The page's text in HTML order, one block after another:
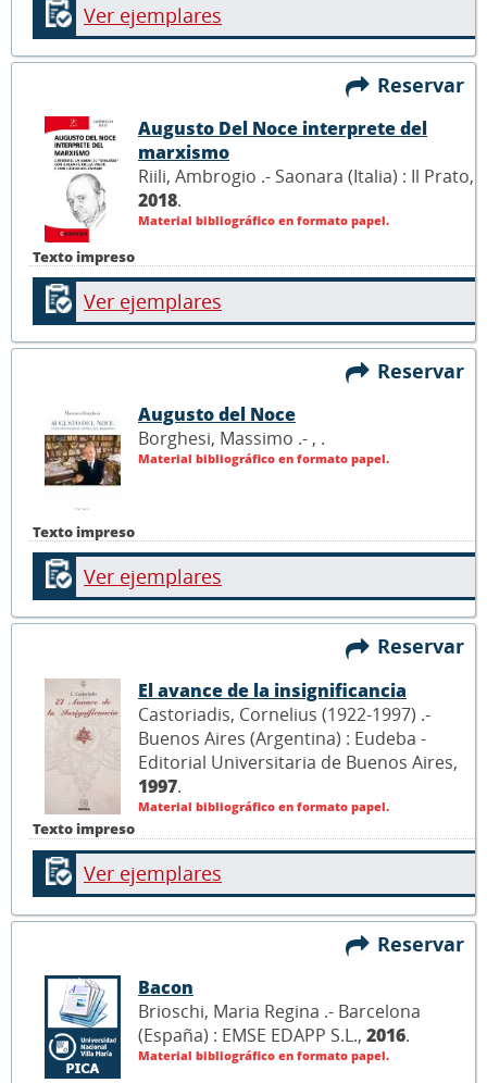
Ver ejemplares
Reservar
Texto impreso
Augusto Del Noce interprete del
marxismo
Riili, Ambrogio .- Saonara (Italia) : Il Prato,
2018.
Material bibliográfico en formato papel.
Ver ejemplares
Reservar
Texto impreso
Augusto del Noce
Borghesi, Massimo .- , .
Material bibliográfico en formato papel.
Ver ejemplares
Reservar
Texto impreso
El avance de la insignificancia
Castoriadis, Cornelius (1922-1997) .-
Buenos Aires (Argentina) : Eudeba -
Editorial Universitaria de Buenos Aires,
1997.
Material bibliográfico en formato papel.
Ver ejemplares
Reservar
Bacon
Brioschi, Maria Regina .- Barcelona
(España) : EMSE EDAPP S.L., 2016.
Material bibliográfico en formato papel.